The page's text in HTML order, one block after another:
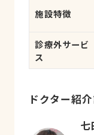
施設特徴
診療外サービ
ス
ドクター紹